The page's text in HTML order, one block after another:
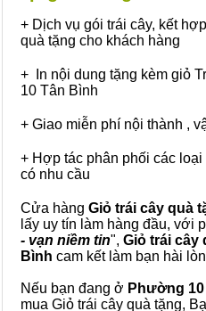
+ Dịch vụ gói trái cây, kết
quà tặng cho khách hàng
+ In nội dung tặng kèm giỏ
10 Tân Bình
+ Giao miễn phí nội thành ,
+ Hợp tác phân phối các
có nhu cầu
Cửa hàng Giỏ trái cây quà
lấy uy tín làm hàng đầu, với
- vạn niềm tin", Giỏ trái cây
Bình cam kết làm bạn hài
Nếu bạn đang ở Phường
mua Giỏ trái cây quà tặng,